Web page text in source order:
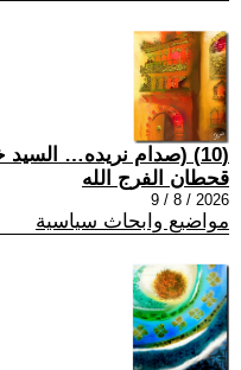
(10) (صدام نريده… السيد خلّ يتكتر)
قحطان الفرج الله
2026 / 8 / 9
مواضيع وابحاث سياسية